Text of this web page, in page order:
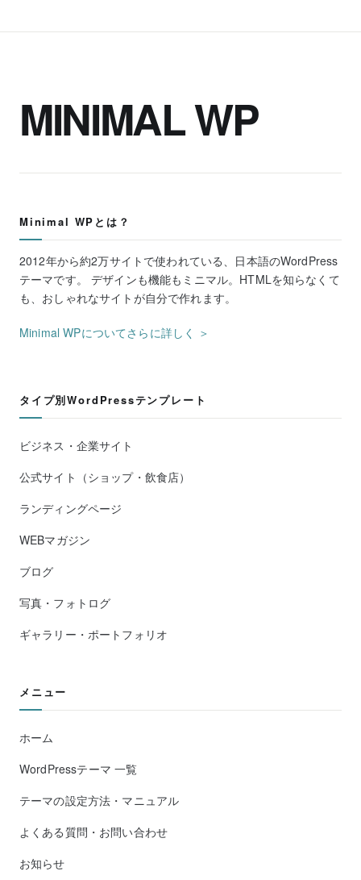
MINIMAL WP
Minimal WPとは？
2012年から約2万サイトで使われている、日本語のWordPress
テーマです。 デザインも機能もミニマル。HTMLを知らなくて
も、おしゃれなサイトが自分で作れます。
Minimal WPについてさらに詳しく ＞
タイプ別WordPressテンプレート
ビジネス・企業サイト
公式サイト（ショップ・飲食店）
ランディングページ
WEBマガジン
ブログ
写真・フォトログ
ギャラリー・ポートフォリオ
メニュー
ホーム
WordPressテーマ 一覧
テーマの設定方法・マニュアル
よくある質問・お問い合わせ
お知らせ